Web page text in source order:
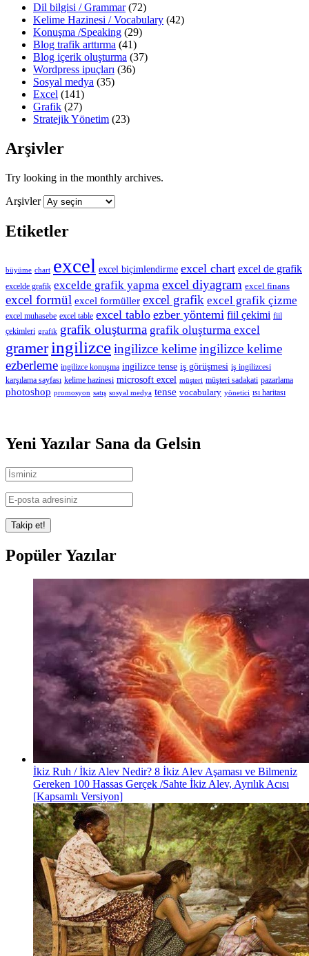
Dil bilgisi / Grammar(72)
Kelime Hazinesi / Vocabulary (42)
Konuşma /Speaking (29)
Blog trafik arttırma (41)
Blog içerik oluşturma (37)
Wordpress ipuçları (36)
Sosyal medya (35)
Excel (141)
Grafik (27)
Stratejik Yönetim (23)
Arşivler
Try looking in the monthly archives.
Arşivler
Etiketler
büyüme chart excel excel biçimlendirme excel chart excel de grafik
excelde grafik excelde grafik yapma excel diyagram excel finans
excel formül excel formüller excel grafik excel grafik çizme
excel muhasebe excel table excel tablo ezber yöntemi fiil çekimi fiil
çekimleri grafik grafik oluşturma grafik oluşturma excel
gramer ingilizceingilizce kelimeingilizce kelime
ezberleme ingilizce konuşma ingilizce tense iş görüşmesi iş ingilizcesi
karşılama sayfası kelime hazinesi microsoft excel müşteri müşteri sadakati pazarlama
photoshop promosyon satış sosyal medya tense vocabulary yönetici ısı haritası
Yeni Yazılar Sana da Gelsin
Popüler Yazılar
İkiz Ruh / İkiz Alev Nedir? 8 İkiz Alev Aşaması ve Bilmeniz
Gereken 100 Hassas Gerçek /Sahte İkiz Alev, Ayrılık Acısı
[Kapsamlı Versiyon]